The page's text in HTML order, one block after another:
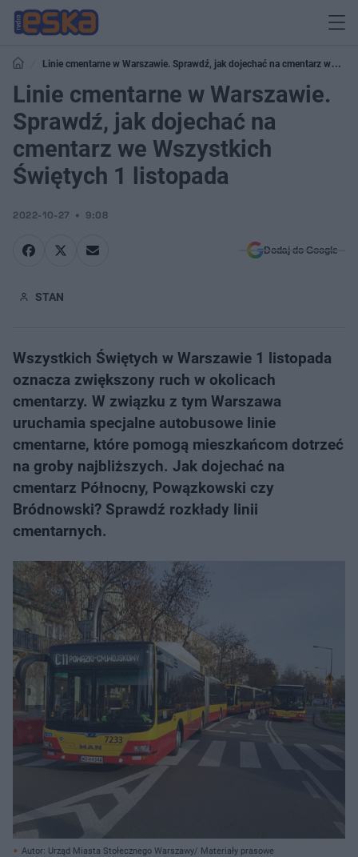
Linie cmentarne w Warszawie. Sprawdź, jak dojechać na cmentarz we
Wszystkich Świętych 1 listopada
Linie cmentarne w Warszawie.
Sprawdź, jak dojechać na
cmentarz we Wszystkich
Świętych 1 listopada
2022-10-27 9:08
Dodaj do Google
STAN
Wszystkich Świętych w Warszawie 1 listopada
oznacza zwiększony ruch w okolicach
cmentarzy. W związku z tym Warszawa
uruchamia specjalne autobusowe linie
cmentarne, które pomogą mieszkańcom dotrzeć
na groby najbliższych. Jak dojechać na
cmentarz Północny, Powązkowski czy
Bródnowski? Sprawdź rozkłady linii
cmentarnych.
Autor: Urząd Miasta Stołecznego Warszawy/ Materiały prasowe